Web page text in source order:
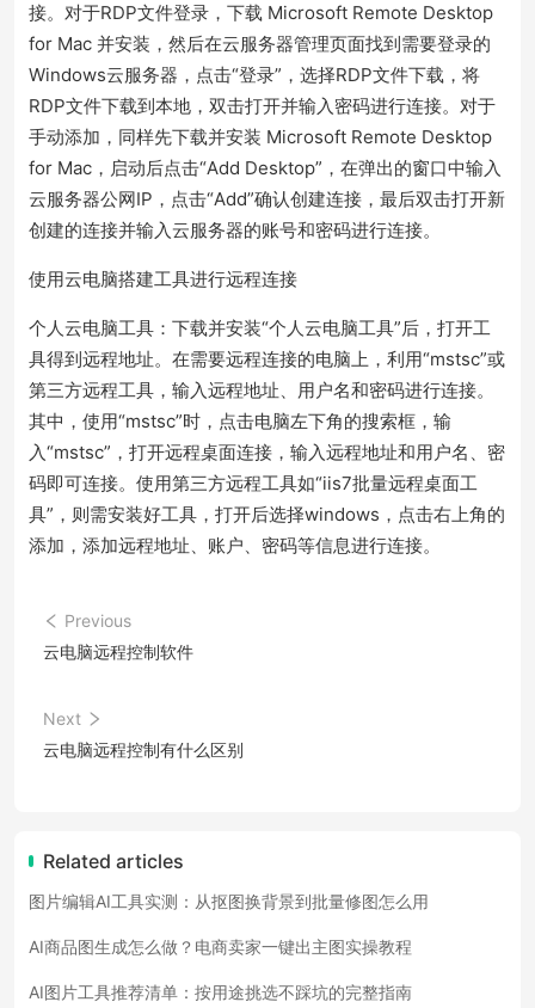
接。对于RDP文件登录，下载 Microsoft Remote Desktop
for Mac 并安装，然后在云服务器管理页面找到需要登录的
Windows云服务器，点击“登录”，选择RDP文件下载，将
RDP文件下载到本地，双击打开并输入密码进行连接。对于
手动添加，同样先下载并安装 Microsoft Remote Desktop
for Mac，启动后点击“Add Desktop”，在弹出的窗口中输入
云服务器公网IP，点击“Add”确认创建连接，最后双击打开新
创建的连接并输入云服务器的账号和密码进行连接。
使用云电脑搭建工具进行远程连接
个人云电脑工具：下载并安装“个人云电脑工具”后，打开工
具得到远程地址。在需要远程连接的电脑上，利用“mstsc”或
第三方远程工具，输入远程地址、用户名和密码进行连接。
其中，使用“mstsc”时，点击电脑左下角的搜索框，输
入“mstsc”，打开远程桌面连接，输入远程地址和用户名、密
码即可连接。使用第三方远程工具如“iis7批量远程桌面工
具”，则需安装好工具，打开后选择windows，点击右上角的
添加，添加远程地址、账户、密码等信息进行连接。
Previous
云电脑远程控制软件
Next
云电脑远程控制有什么区别
Related articles
图片编辑AI工具实测：从抠图换背景到批量修图怎么用
AI商品图生成怎么做？电商卖家一键出主图实操教程
AI图片工具推荐清单：按用途挑选不踩坑的完整指南